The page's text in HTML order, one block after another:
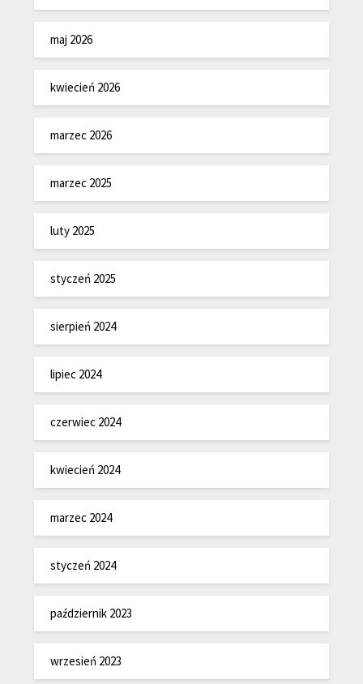
maj 2026
kwiecień 2026
marzec 2026
marzec 2025
luty 2025
styczeń 2025
sierpień 2024
lipiec 2024
czerwiec 2024
kwiecień 2024
marzec 2024
styczeń 2024
październik 2023
wrzesień 2023